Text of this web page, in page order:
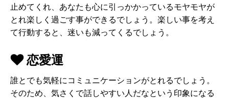
止めてくれ、あなたも心に引っかかっているモヤモヤが
とれ楽しく過ごす事ができるでしょう。楽しい事を考え
て行動すると、迷いも減ってくるでしょう。
恋愛運
誰とでも気軽にコミュニケーションがとれるでしょう。
そのため、気さくで話しやすい人だなという印象になる